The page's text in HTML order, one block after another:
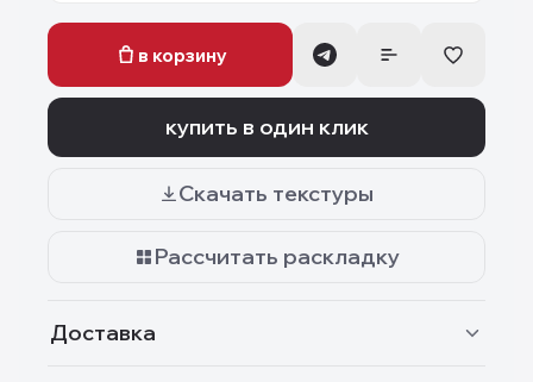
в корзину
купить в один клик
Скачать текстуры
Рассчитать раскладку
Доставка